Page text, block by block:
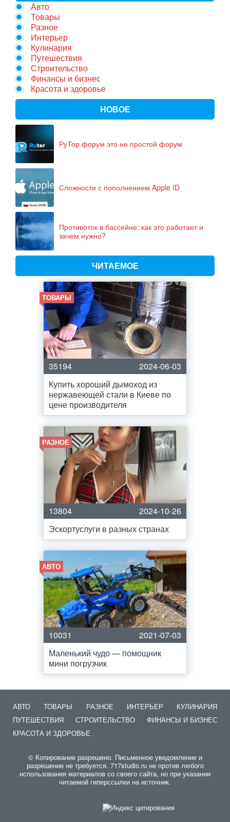
Авто
Товары
Разное
Интерьер
Кулинария
Путешествия
Строительство
Финансы и бизнес
Красота и здоровье
НОВОЕ
РуТор форум это не простой форум
Сложности с пополнением Apple ID
Противоток в бассейне: как это работает и
зачем нужно?
ЧИТАЕМОЕ
ТОВАРЫ
35194
2024-06-03
Купить хороший дымоход из
нержавеющей стали в Киеве по
цене производителя
РАЗНОЕ
13804
2024-10-26
Эскортуслуги в разных странах
АВТО
10031
2021-07-03
Маленький чудо — помощник
мини погрузчик
АВТО ТОВАРЫ РАЗНОЕ ИНТЕРЬЕР
КУЛИНАРИЯ
ПУТЕШЕСТВИЯ
СТРОИТЕЛЬСТВО
ФИНАНСЫ И БИЗНЕС
КРАСОТА И ЗДОРОВЬЕ
© Копирование разрешено. Письменное уведомление и
разрешение не требуется. 717studio.ru не против любого
использования материалов со своего сайта, но при указании
читаемой гиперссылки на источник.